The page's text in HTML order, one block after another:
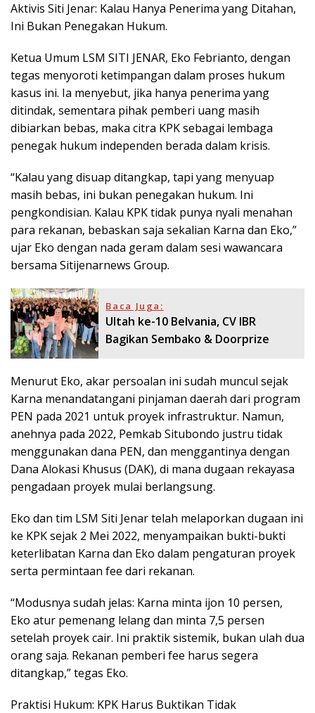
Aktivis Siti Jenar: Kalau Hanya Penerima yang Ditahan,
Ini Bukan Penegakan Hukum.
Ketua Umum LSM SITI JENAR, Eko Febrianto, dengan
tegas menyoroti ketimpangan dalam proses hukum
kasus ini. Ia menyebut, jika hanya penerima yang
ditindak, sementara pihak pemberi uang masih
dibiarkan bebas, maka citra KPK sebagai lembaga
penegak hukum independen berada dalam krisis.
“Kalau yang disuap ditangkap, tapi yang menyuap
masih bebas, ini bukan penegakan hukum. Ini
pengkondisian. Kalau KPK tidak punya nyali menahan
para rekanan, bebaskan saja sekalian Karna dan Eko,”
ujar Eko dengan nada geram dalam sesi wawancara
bersama Sitijenarnews Group.
Baca Juga:
Ultah ke-10 Belvania, CV IBR
Bagikan Sembako & Doorprize
Menurut Eko, akar persoalan ini sudah muncul sejak
Karna menandatangani pinjaman daerah dari program
PEN pada 2021 untuk proyek infrastruktur. Namun,
anehnya pada 2022, Pemkab Situbondo justru tidak
menggunakan dana PEN, dan menggantinya dengan
Dana Alokasi Khusus (DAK), di mana dugaan rekayasa
pengadaan proyek mulai berlangsung.
Eko dan tim LSM Siti Jenar telah melaporkan dugaan ini
ke KPK sejak 2 Mei 2022, menyampaikan bukti-bukti
keterlibatan Karna dan Eko dalam pengaturan proyek
serta permintaan fee dari rekanan.
“Modusnya sudah jelas: Karna minta ijon 10 persen,
Eko atur pemenang lelang dan minta 7,5 persen
setelah proyek cair. Ini praktik sistemik, bukan ulah dua
orang saja. Rekanan pemberi fee harus segera
ditangkap,” tegas Eko.
Praktisi Hukum: KPK Harus Buktikan Tidak